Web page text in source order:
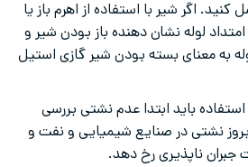
اگر شیر با استفاده از اهرم باز یا
لوله نشان دهنده باز بودن شیر و
به معنای بسته بودن شیر گازی استیل
باید ابتدا عدم نشتی بررسی
نشتی در صنایع شیمیایی و نفت و
ناپذیری رخ دهد.